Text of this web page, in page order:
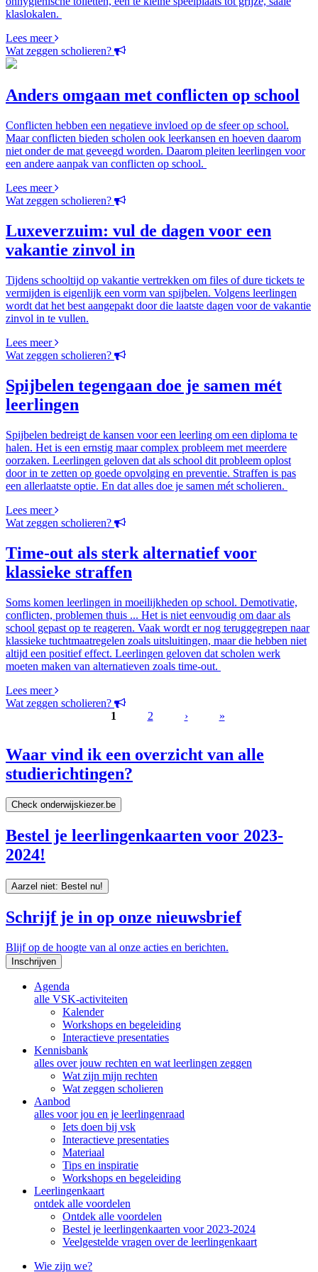
klaslokalen.
Lees meer
Wat zeggen scholieren?
Anders omgaan met conflicten op school
Conflicten hebben een negatieve invloed op de sfeer op school.
Maar conflicten bieden scholen ook leerkansen en hoeven daarom
niet onder de mat geveegd worden. Daarom pleiten leerlingen voor
een andere aanpak van conflicten op school.
Lees meer
Wat zeggen scholieren?
Luxeverzuim: vul de dagen voor een
vakantie zinvol in
Tijdens schooltijd op vakantie vertrekken om files of dure tickets te
vermijden is eigenlijk een vorm van spijbelen. Volgens leerlingen
wordt dat het best aangepakt door die laatste dagen voor de vakantie
zinvol in te vullen.
Lees meer
Wat zeggen scholieren?
Spijbelen tegengaan doe je samen mét
leerlingen
Spijbelen bedreigt de kansen voor een leerling om een diploma te
halen. Het is een ernstig maar complex probleem met meerdere
oorzaken. Leerlingen geloven dat als school dit probleem oplost
door in te zetten op goede opvolging en preventie. Straffen is pas
een allerlaatste optie. En dat alles doe je samen mét scholieren.
Lees meer
Wat zeggen scholieren?
Time-out als sterk alternatief voor
klassieke straffen
Soms komen leerlingen in moeilijkheden op school. Demotivatie,
conflicten, problemen thuis ... Het is niet eenvoudig om daar als
school gepast op te reageren. Vaak wordt er nog teruggegrepen naar
klassieke tuchtmaatregelen zoals uitsluitingen, maar die hebben niet
altijd een positief effect. Leerlingen geloven dat scholen werk
moeten maken van alternatieven zoals time-out.
Lees meer
Wat zeggen scholieren?
1 2 › »
Waar vind ik een overzicht van alle
studierichtingen?
Check onderwijskiezer.be
Bestel je leerlingenkaarten voor 2023-
2024!
Aarzel niet: Bestel nu!
Schrijf je in op onze nieuwsbrief
Blijf op de hoogte van al onze acties en berichten.
Inschrijven
Agenda
alle VSK-activiteiten
Kalender
Workshops en begeleiding
Interactieve presentaties
Kennisbank
alles over jouw rechten en wat leerlingen zeggen
Wat zijn mijn rechten
Wat zeggen scholieren
Aanbod
alles voor jou en je leerlingenraad
Iets doen bij vsk
Interactieve presentaties
Materiaal
Tips en inspiratie
Workshops en begeleiding
Leerlingenkaart
ontdek alle voordelen
Ontdek alle voordelen
Bestel je leerlingenkaarten voor 2023-2024
Veelgestelde vragen over de leerlingenkaart
Wie zijn we?